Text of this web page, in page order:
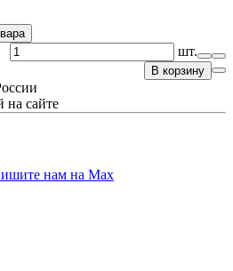
шт.
В корзину
на сайте
нам на Max